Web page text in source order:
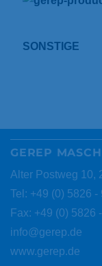
SONSTIGE
GEREP
Alter Postweg 10,
Tel: +49 (0) 5826 -
Fax: +49 (0) 5826
info@gerep.de
www.gerep.de